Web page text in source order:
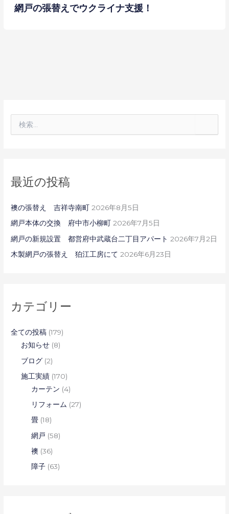
網戸の張替えでウクライナ支援！
索
最近の投稿
襖の張替え 吉祥寺南町 2026年8月5日
網戸本体の交換 府中市小柳町 2026年7月5日
網戸の新規設置 都営府中武蔵台二丁目アパート 2026年7月2日
木製網戸の張替え 狛江工房にて 2026年6月23日
カテゴリー
全ての投稿 (179)
お知らせ (8)
ブログ (2)
施工実績 (170)
カーテン (4)
リフォーム (27)
畳 (18)
網戸 (58)
襖 (36)
障子 (63)